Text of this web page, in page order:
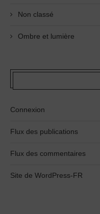
Non classé
Ombre et lumière
Connexion
Flux des publications
Flux des commentaires
Site de WordPress-FR